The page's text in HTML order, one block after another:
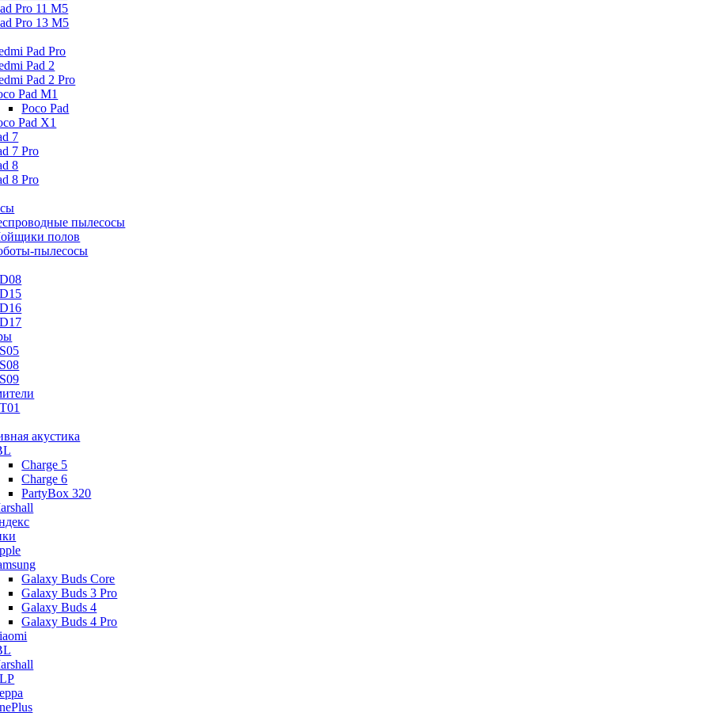
Pro 11 M5
Pro 13 M5
Pad Pro
Pad 2
Pad 2 Pro
Pad M1
Poco Pad
Pad X1
7
7 Pro
8
8 Pro
пылесосы
полов
пылесосы
акустика
Charge 5
Charge 6
PartyBox 320
Galaxy Buds Core
Galaxy Buds 3 Pro
Galaxy Buds 4
Galaxy Buds 4 Pro